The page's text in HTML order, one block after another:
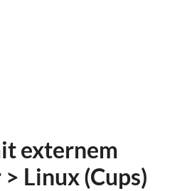
externem
Linux (Cups)